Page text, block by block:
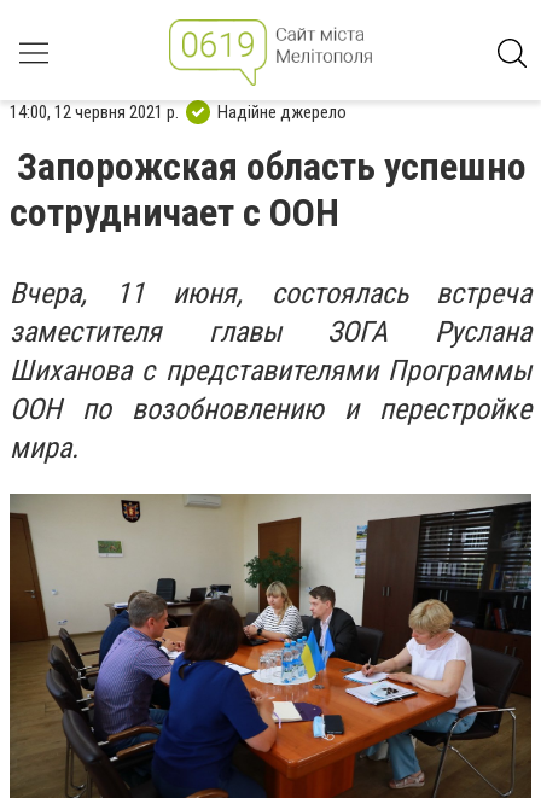
14:00, 12 червня 2021 р. Надійне джерело
Запорожская область успешно
сотрудничает с ООН
Вчера, 11 июня, состоялась встреча
заместителя главы ЗОГА Руслана
Шиханова с представителями Программы
ООН по возобновлению и перестройке
мира.